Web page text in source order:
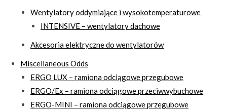
Wentylatory oddymiające i wysokotemperaturowe
INTENSIVE – wentylatory dachowe
Akcesoria elektryczne do wentylatorów
Miscellaneous Odds
ERGO LUX – ramiona odciągowe przegubowe
ERGO/Ex – ramiona odciągowe przeciwwybuchowe
ERGO-MINI – ramiona odciągowe przegubowe